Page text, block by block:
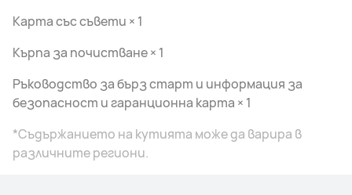
Карта със съвети × 1
Кърпа за почистване × 1
Ръководство за бърз старт и информация за
безопасност и гаранционна карта × 1
*Съдържанието на кутията може да варира в
различните региони.